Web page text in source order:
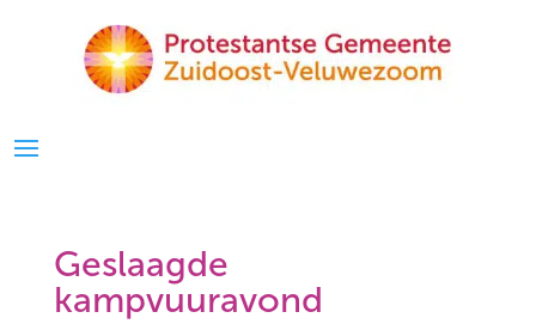
Geslaagde
kampvuuravond